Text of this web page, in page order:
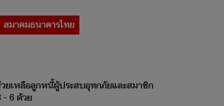
สมาคมธนาคารไทย
ยเหลือลูกหนี้ผู้ประสบอุทกภัยและสมาชิก
6 ด้วย